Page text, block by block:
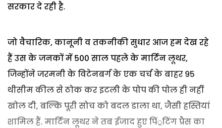
सरकार दे रही है.
जो वैचारिक, कानूनी व तकनीकी सुधार आज हम देख रहे
हैं उस के जनकों में 500 साल पहले के मार्टिन लूथर,
जिन्होंने जरमनी के विटेनबर्ग के एक चर्च के बाहर 95
थीसीम कील से ठोक कर इटली के पोप की पोल ही नहीं
खोल दी, बल्कि पूरी सोच को बदल डाला था, जैसी हस्तियां
शामिल हैं. मार्टिन लूथर ने तब ईजाद हुए पिं्रटिंग प्रैस का